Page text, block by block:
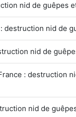
nid de guêpes
destruction nid de
nid de
: destruction
nid de